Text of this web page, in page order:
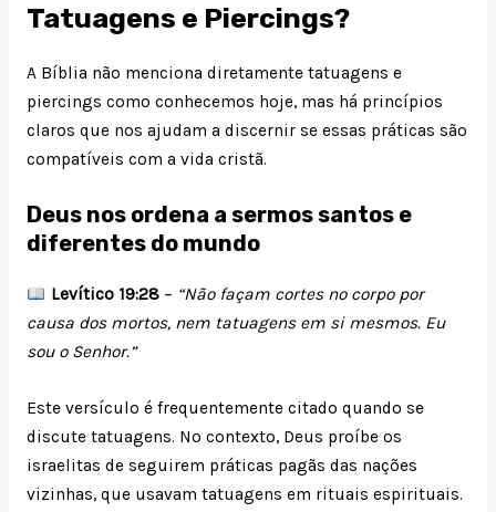
Tatuagens e Piercings?
A Bíblia não menciona diretamente tatuagens e
piercings como conhecemos hoje, mas há princípios
claros que nos ajudam a discernir se essas práticas são
compatíveis com a vida cristã.
Deus nos ordena a sermos santos e
diferentes do mundo
Levítico 19:28– “Não façam cortes no corpo por
causa dos mortos, nem tatuagens em si mesmos. Eu
sou o Senhor.”
Este versículo é frequentemente citado quando se
discute tatuagens. No contexto, Deus proíbe os
israelitas de seguirem práticas pagãs das nações
vizinhas, que usavam tatuagens em rituais espirituais.